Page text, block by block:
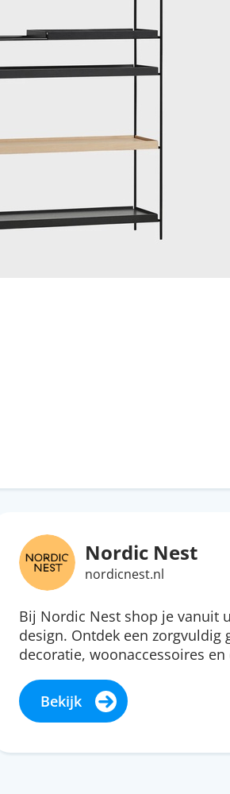
Nordic Nest
nordicnest.nl
Bij Nordic Nest shop je vanuit
design. Ontdek een zorgvuldig
decoratie, woonaccessoires en
Bekijk